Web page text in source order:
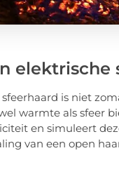
elektrische
is niet
warmte als sfeer
en simuleert
van een open